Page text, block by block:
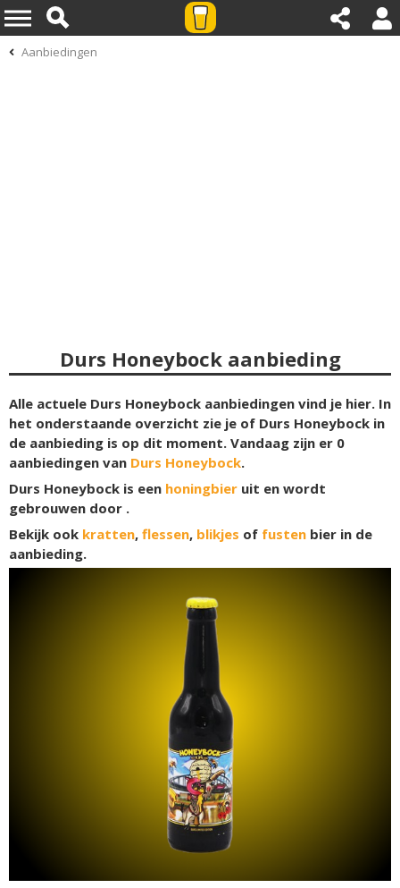
Aanbiedingen
Durs Honeybock aanbieding
Alle actuele Durs Honeybock aanbiedingen vind je hier. In
het onderstaande overzicht zie je of Durs Honeybock in
de aanbieding is op dit moment. Vandaag zijn er 0
aanbiedingen van Durs Honeybock.
Durs Honeybock is een honingbier uit en wordt
gebrouwen door .
Bekijk ook kratten, flessen, blikjes of fusten bier in de
aanbieding.